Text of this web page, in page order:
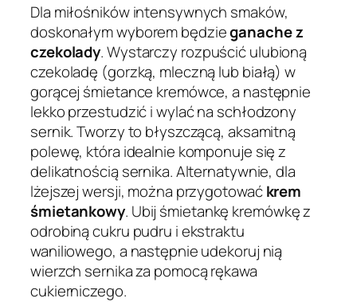
Dla miłośników intensywnych smaków,
doskonałym wyborem będzieganache z
czekolady. Wystarczy rozpuścić ulubioną
czekoladę (gorzką, mleczną lub białą) w
gorącej śmietance kremówce, a następnie
lekko przestudzić i wylać na schłodzony
sernik. Tworzy to błyszczącą, aksamitną
polewę, która idealnie komponuje się z
delikatnością sernika. Alternatywnie, dla
lżejszej wersji, można przygotowaćkrem
śmietankowy. Ubij śmietankę kremówkę z
odrobiną cukru pudru i ekstraktu
waniliowego, a następnie udekoruj nią
wierzch sernika za pomocą rękawa
cukierniczego.